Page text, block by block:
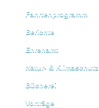
Fahrtenprogramm
Berichte
Ehrenamt
Natur- & Klimaschutz
Bücherei
Vorträge